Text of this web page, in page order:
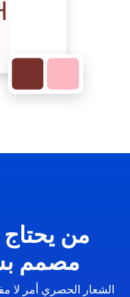
من
مصمم
الشعار الحصري أمر لا